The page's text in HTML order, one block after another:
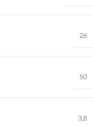
26
50
3,8